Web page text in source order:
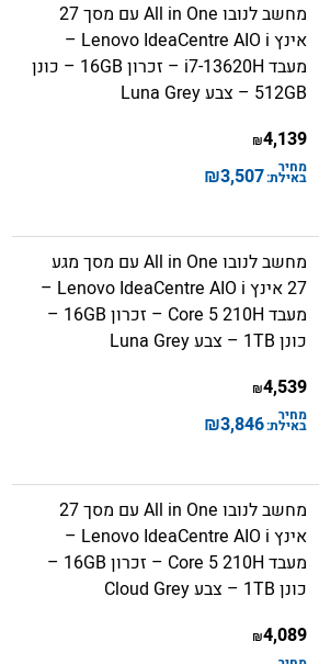
מחשב לנובו All in One עם מסך 27
אינץ Lenovo IdeaCentre AIO i –
מעבד i7-13620H – זכרון 16GB – כונן
512GB – צבע Luna Grey
4,139
₪
מחיר
באילת:3,507
₪
מחשב לנובו All in One עם מסך מגע
27 אינץ Lenovo IdeaCentre AIO i –
מעבד Core 5 210H – זכרון 16GB –
כונן 1TB – צבע Luna Grey
4,539
₪
מחיר
באילת:3,846
₪
מחשב לנובו All in One עם מסך 27
אינץ Lenovo IdeaCentre AIO i –
מעבד Core 5 210H – זכרון 16GB –
כונן 1TB – צבע Cloud Grey
4,089
₪